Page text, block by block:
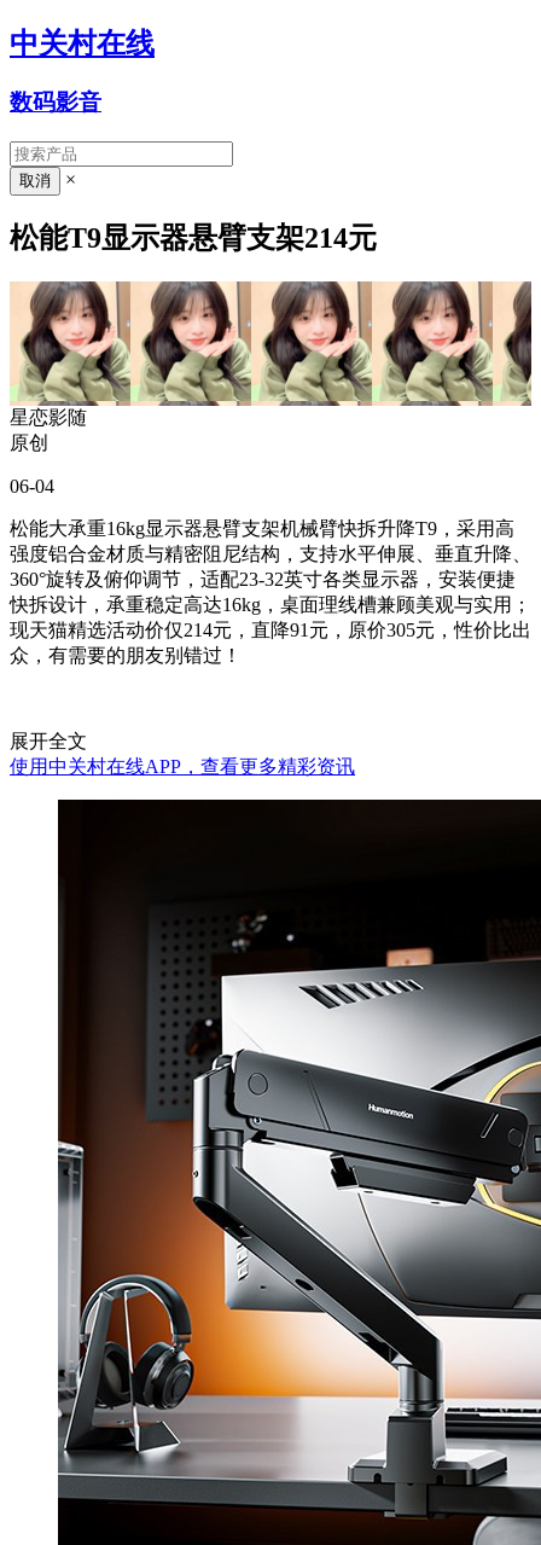
中关村在线
数码影音
×
松能T9显示器悬臂支架214元
星恋影随
原创
06-04
松能大承重16kg显示器悬臂支架机械臂快拆升降T9，采用高
强度铝合金材质与精密阻尼结构，支持水平伸展、垂直升降、
360°旋转及俯仰调节，适配23-32英寸各类显示器，安装便捷
快拆设计，承重稳定高达16kg，桌面理线槽兼顾美观与实用；
现天猫精选活动价仅214元，直降91元，原价305元，性价比出
众，有需要的朋友别错过！
展开全文
使用中关村在线APP，查看更多精彩资讯